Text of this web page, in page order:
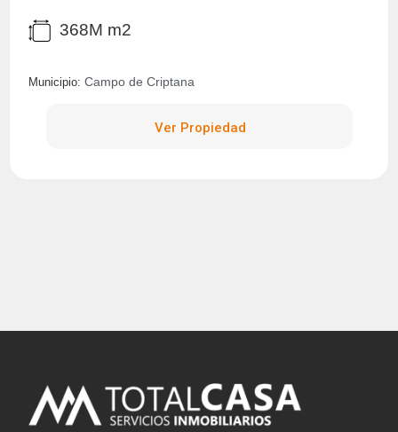
368M m2
Municipio: Campo de Criptana
Ver Propiedad